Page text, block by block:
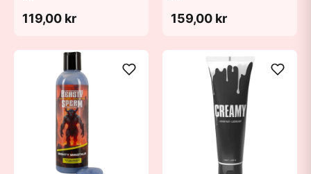
119,00 kr 159,00 kr